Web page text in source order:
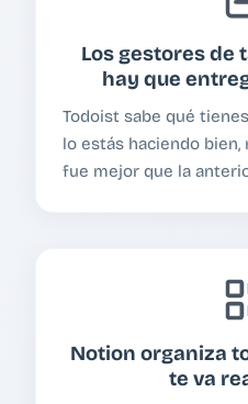
Los gestores de
hay que
Todoist sabe qué
lo estás haciendo
fue mejor que la
Notion organiza
te va